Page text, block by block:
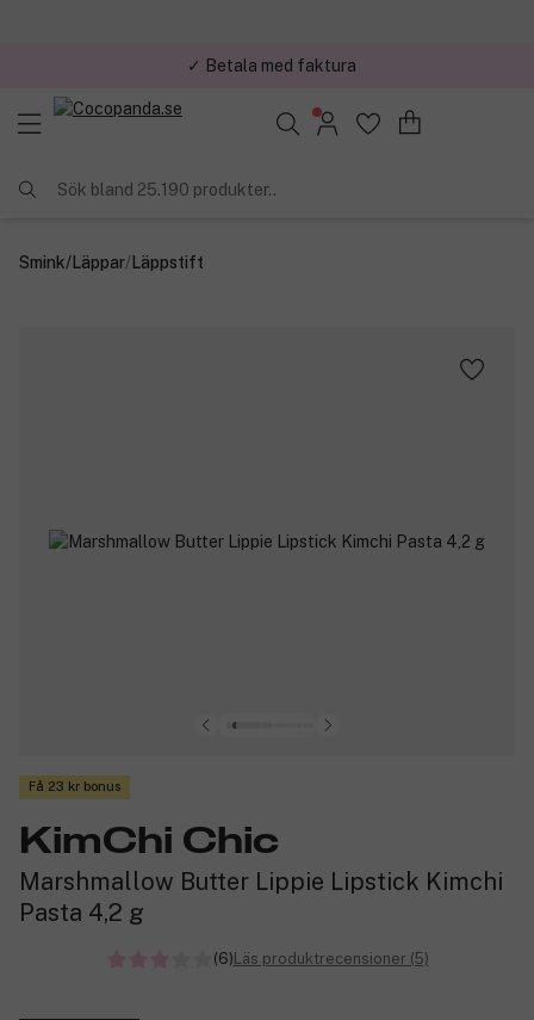
Sök bland 25.190 produkter..
Smink/Läppar/Läppstift
Få 23 kr bonus
KimChi Chic
Marshmallow Butter Lippie Lipstick Kimchi
Pasta 4,2 g
(6)Läs produktrecensioner (5)